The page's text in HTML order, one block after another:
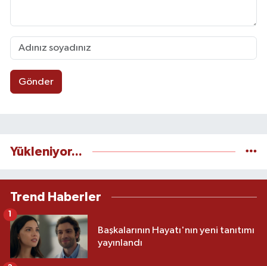
Gönder
Yükleniyor...
Trend Haberler
Başkalarının Hayatı'nın yeni tanıtımı
yayınlandı